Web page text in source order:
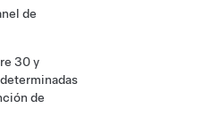
de
30 y
de